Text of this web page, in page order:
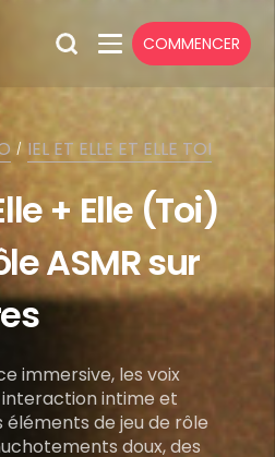
COMMENCER
/ IEL ET ELLE ET ELLE TOI
+ Elle (Toi)
ASMR sur
immersive, les voix
intime et
éléments de jeu de rôle
doux, des